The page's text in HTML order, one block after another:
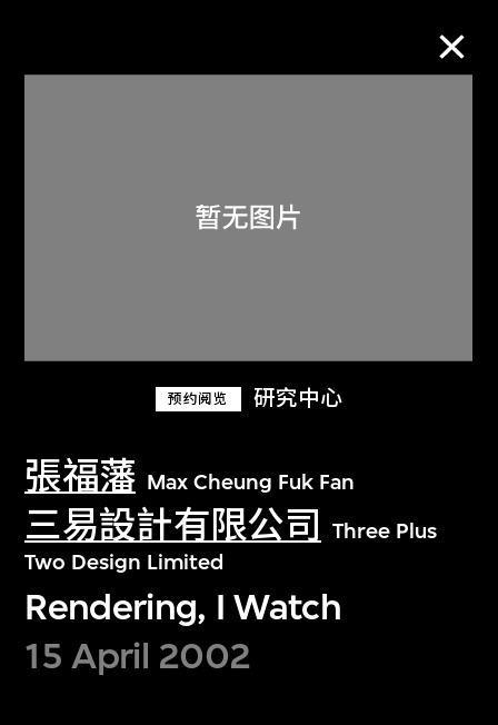
预约阅览 研究中心
張福藩 Max Cheung Fuk Fan
三易設計有限公司
Three Plus
Two Design Limited
Rendering, I Watch
15 April 2002
关于M+藏品
探索世界顶级的二十及二十一世纪视觉
文化藏品。